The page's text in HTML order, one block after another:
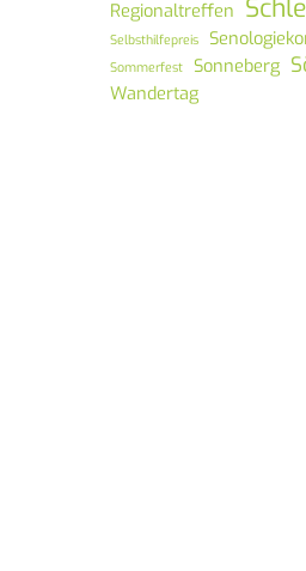
Regionaltreffen
Selbsthilfepreis
Sommerfest Sonneberg
Wandertag